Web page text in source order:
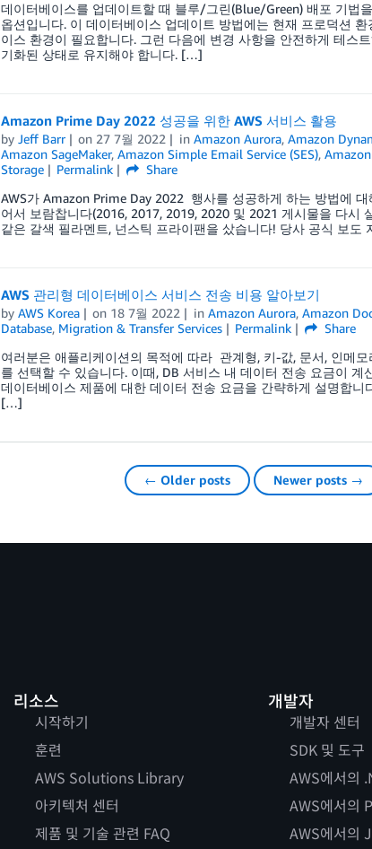
데이터베이스를 업데이트할 때 블루/그린(Blue/Green) 배포 기법
옵션입니다. 이 데이터베이스 업데이트 방법에는 현재 프로덕션
이스 환경이 필요합니다. 그런 다음에 변경 사항을 안전하게 테스
기화된 상태로 유지해야 합니다. […]
Amazon Prime Day 2022 성공을 위한 AWS 서비스 활용
by Jeff Barr on 27 7월 2022 inAmazon Aurora,Amazon
Amazon SageMaker, Amazon Simple Email Service (SES),
Storage
Permalink
Share
AWS가 Amazon Prime Day 2022 행사를 성공하게 하는 방법에
어서 보람찹니다(2016, 2017, 2019, 2020 및 2021 게시물을 다시
같은 갈색 필라멘트, 넌스틱 프라이팬을 샀습니다! 당사 공식 보
AWS 관리형 데이터베이스 서비스 전송 비용 알아보기
by AWS Korea on 18 7월 2022 inAmazon Aurora,Amazon
Database, Migration & Transfer Services Permalink
Share
여러분은 애플리케이션의 목적에 따라 관계형, 키-값, 문서, 인메
를 선택할 수 있습니다. 이때, DB 서비스 내 데이터 전송 요금이
데이터베이스 제품에 대한 데이터 전송 요금을 간략하게 설명합
[…]
← Older posts Newer posts →
리소스
시작하기
훈련
AWS Solutions Library
아키텍처 센터
제품 및 기술 관련 FAQ
개발자
개발자 센터
SDK 및 도구
AWS에서의
AWS에서의
AWS에서의